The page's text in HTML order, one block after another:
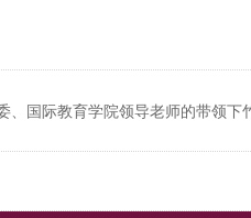
、国际教育学院领导老师的带领下